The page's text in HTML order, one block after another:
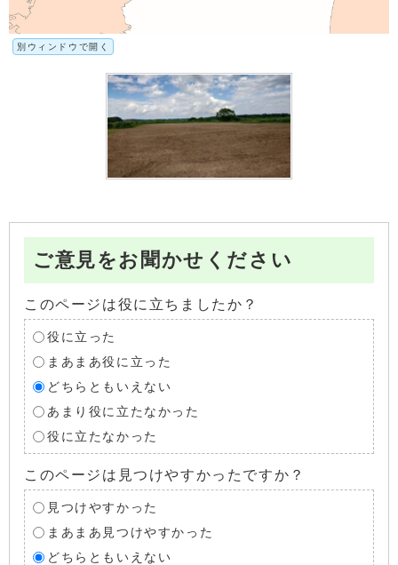
別ウィンドウで開く
ご意見をお聞かせください
このページは役に立ちましたか？
役に立った
まあまあ役に立った
どちらともいえない
あまり役に立たなかった
役に立たなかった
このページは見つけやすかったですか？
見つけやすかった
まあまあ見つけやすかった
どちらともいえない